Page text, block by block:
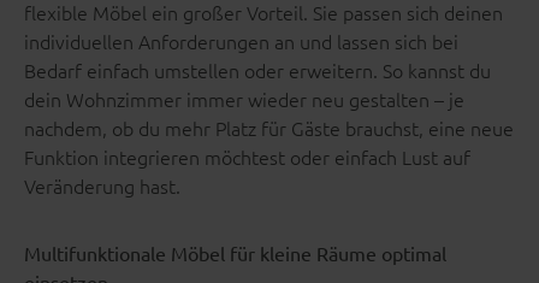
flexible Möbel ein großer Vorteil. Sie passen sich deinen
individuellen Anforderungen an und lassen sich bei
Bedarf einfach umstellen oder erweitern. So kannst du
dein Wohnzimmer immer wieder neu gestalten – je
nachdem, ob du mehr Platz für Gäste brauchst, eine neue
Funktion integrieren möchtest oder einfach Lust auf
Veränderung hast.
Multifunktionale Möbel für kleine Räume optimal